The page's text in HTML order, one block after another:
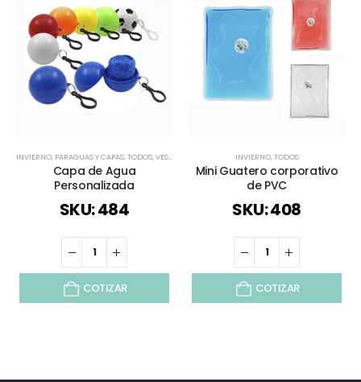
INVIERNO, PARAGUAS Y CAPAS,TODOS,VESTUARIO CORPORATIVO ,VIAJES Y VACACIONES
Capa de Agua
Personalizada
SKU: 484
COTIZAR
INVIERNO,TODOS
Mini Guatero corporativo
de PVC
SKU: 408
COTIZAR